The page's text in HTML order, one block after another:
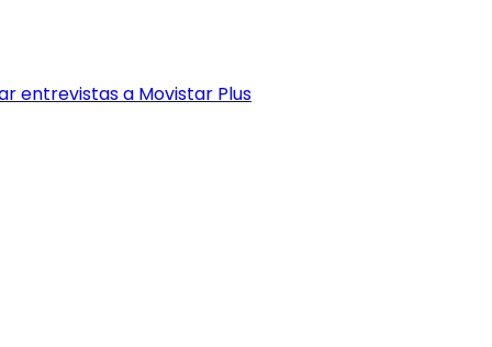
entrevistas a Movistar Plus